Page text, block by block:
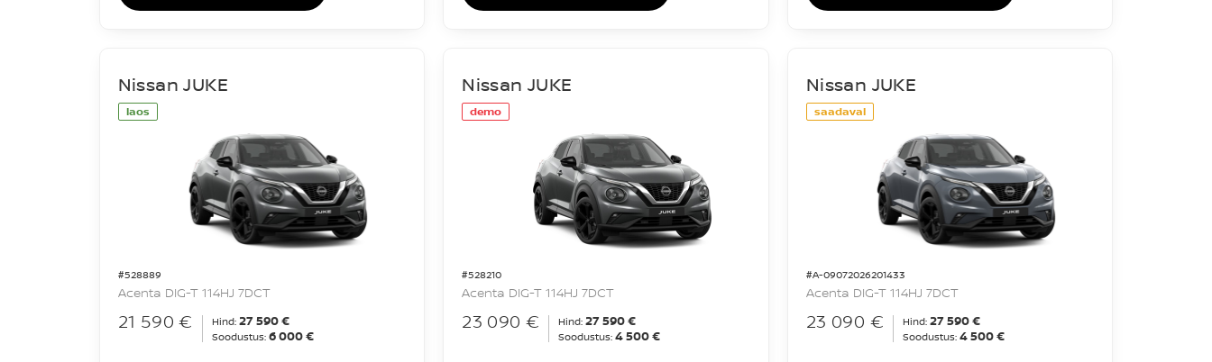
laos
#528889
Nissan JUKE
Acenta DIG-T 114HJ 7DCT
21 590 € Hind: 27 590 €
Soodustus: 6 000 €
demo
#528210
Nissan JUKE
Acenta DIG-T 114HJ 7DCT
23 090 € Hind: 27 590 €
Soodustus: 4 500 €
saadaval
#A-09072026201433
Nissan JUKE
Acenta DIG-T 114HJ 7DCT
23 090 € Hind: 27 590 €
Soodustus: 4 500 €